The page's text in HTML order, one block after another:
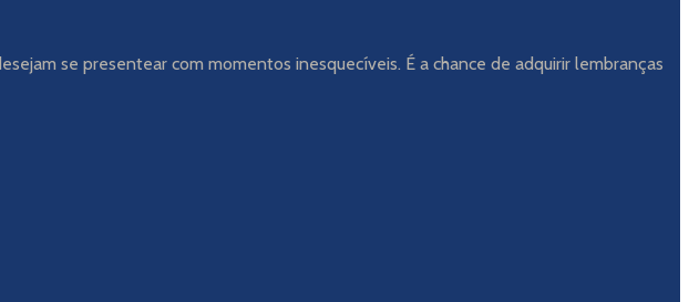
se presentear com momentos inesquecíveis. É a chance de adquirir lembranças